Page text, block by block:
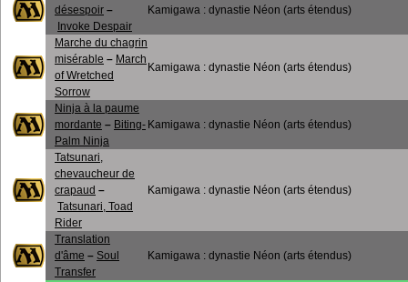
désespoir –
Invoke Despair
Kamigawa : dynastie Néon (arts étendus)
Marche du chagrin
misérable – March
of Wretched
Sorrow
Kamigawa : dynastie Néon (arts étendus)
Ninja à la paume
mordante – Biting-
Palm Ninja
Kamigawa : dynastie Néon (arts étendus)
Tatsunari,
chevaucheur de
crapaud –
Tatsunari, Toad
Rider
Kamigawa : dynastie Néon (arts étendus)
Translation
d'âme – Soul
Transfer
Kamigawa : dynastie Néon (arts étendus)